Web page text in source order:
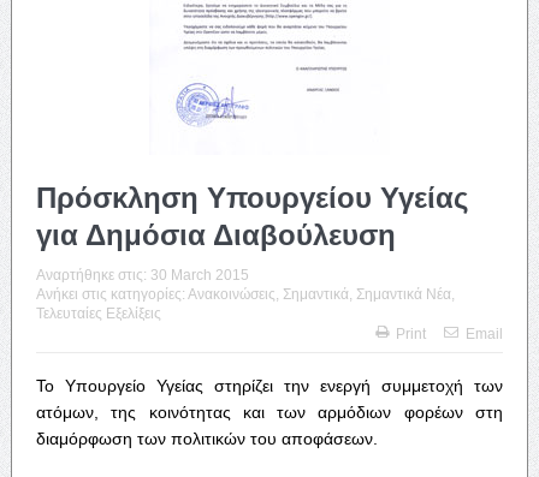
Πρόσκληση Υπουργείου Υγείας
για Δημόσια Διαβούλευση
Αναρτήθηκε στις: 30 March 2015
Ανήκει στις κατηγορίες: Ανακοινώσεις Σημαντικά Σημαντικά Νέα
Τελευταίες Εξελίξεις
Print
Email
Το Υπουργείο Υγείας στηρίζει την ενεργή συμμετοχή των
ατόμων, της κοινότητας και των αρμόδιων φορέων στη
διαμόρφωση των πολιτικών του αποφάσεων.